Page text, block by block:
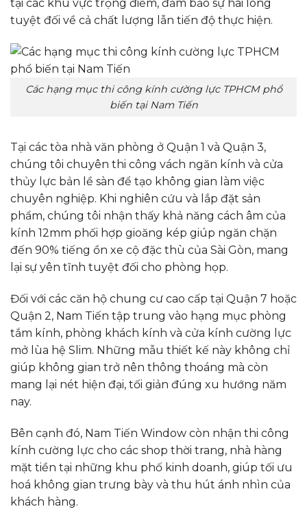
tại các khu vực trọng điểm, đảm bảo sự hài lòng
tuyệt đối về cả chất lượng lẫn tiến độ thực hiện.
Các hạng mục thi công kính cường lực TPHCM phổ
biến tại Nam Tiến
Tại các tòa nhà văn phòng ở Quận 1 và Quận 3,
chúng tôi chuyên thi công vách ngăn kính và cửa
thủy lực bản lề sàn để tạo không gian làm việc
chuyên nghiệp. Khi nghiên cứu và lắp đặt sản
phẩm, chúng tôi nhận thấy khả năng cách âm của
kính 12mm phối hợp gioăng kép giúp ngăn chặn
đến 90% tiếng ồn xe cộ đặc thù của Sài Gòn, mang
lại sự yên tĩnh tuyệt đối cho phòng họp.
Đối với các căn hộ chung cư cao cấp tại Quận 7 hoặc
Quận 2, Nam Tiến tập trung vào hạng mục phòng
tắm kính, phòng khách kính và cửa kính cường lực
mở lùa hệ Slim. Những mẫu thiết kế này không chỉ
giúp không gian trở nên thông thoáng mà còn
mang lại nét hiện đại, tối giản đúng xu hướng năm
nay.
Bên cạnh đó, Nam Tiến Window còn nhận thi công
kính cường lực cho các shop thời trang, nhà hàng
mặt tiền tại những khu phố kinh doanh, giúp tối ưu
hoá không gian trưng bày và thu hút ánh nhìn của
khách hàng.